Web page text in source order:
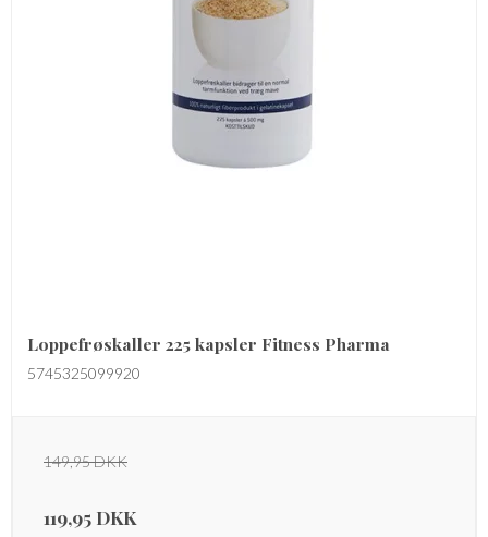
Loppefrøskaller 225 kapsler Fitness Pharma
5745325099920
149,95 DKK
119,95 DKK